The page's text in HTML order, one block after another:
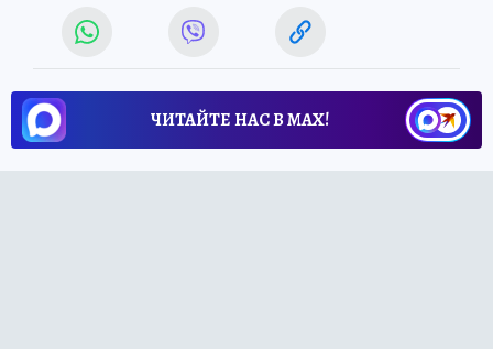
ЧИТАЙТЕ НАС В МАХ!